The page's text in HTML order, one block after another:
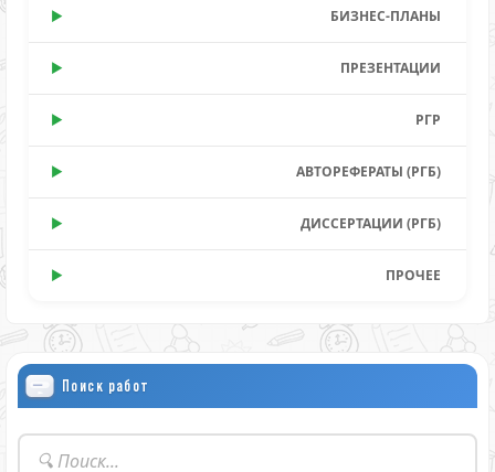
БИЗНЕС-ПЛАНЫ
ПРЕЗЕНТАЦИИ
РГР
АВТОРЕФЕРАТЫ (РГБ)
ДИССЕРТАЦИИ (РГБ)
ПРОЧЕЕ
Поиск работ